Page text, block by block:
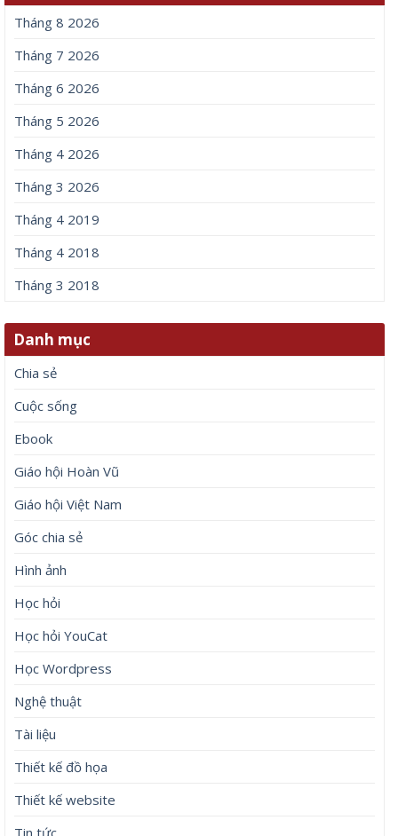
Tháng 8 2026
Tháng 7 2026
Tháng 6 2026
Tháng 5 2026
Tháng 4 2026
Tháng 3 2026
Tháng 4 2019
Tháng 4 2018
Tháng 3 2018
Danh mục
Chia sẻ
Cuộc sống
Ebook
Giáo hội Hoàn Vũ
Giáo hội Việt Nam
Góc chia sẻ
Hình ảnh
Học hỏi
Học hỏi YouCat
Học Wordpress
Nghệ thuật
Tài liệu
Thiết kế đồ họa
Thiết kế website
Tin tức